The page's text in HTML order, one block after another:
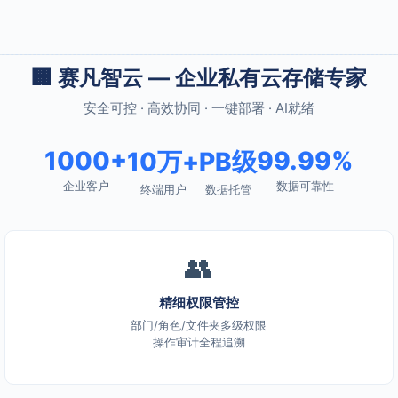
🏢 赛凡智云 — 企业私有云存储专家
安全可控 · 高效协同 · 一键部署 · AI就绪
1000+
企业客户
10万+
终端用户
PB级
数据托管
99.99%
数据可靠性
👥
精细权限管控
部门/角色/文件夹多级权限
操作审计全程追溯